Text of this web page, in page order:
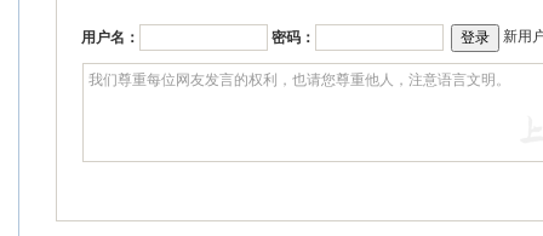
用户名： 密码： 新用